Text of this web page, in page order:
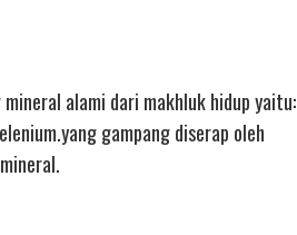
alami dari makhluk hidup yaitu:
gampang diserap oleh